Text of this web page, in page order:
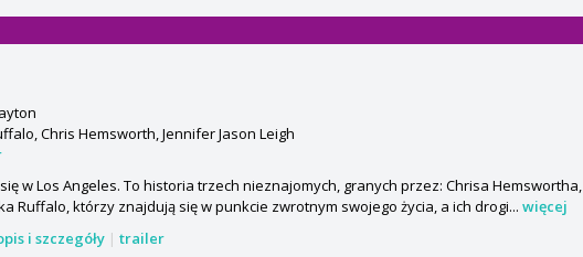
Chris Hemsworth, Jennifer Jason Leigh
w Los Angeles. To historia trzech nieznajomych, granych przez: Chrisa Hemswortha,
Ruffalo, którzy znajdują się w punkcie zwrotnym swojego życia, a ich drogi... więcej
i szczegóły | trailer